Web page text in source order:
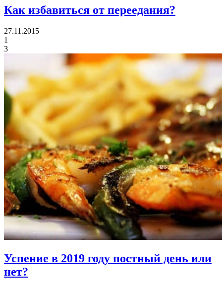
Как избавиться от переедания?
27.11.2015
1
3
Успение в 2019 году постный день или
нет?